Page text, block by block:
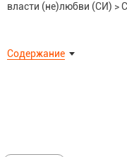
власти (не)любви (СИ) >
Содержание